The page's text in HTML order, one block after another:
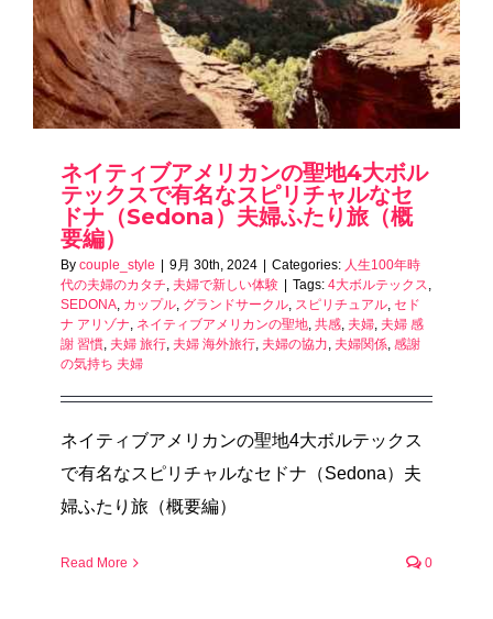
ネイティブアメリカンの聖地4大ボル
テックスで有名なスピリチャルなセ
ドナ（Sedona）夫婦ふたり旅（概
要編）
By couple_style | 9月 30th, 2024 | Categories: 人生100年時
代の夫婦のカタチ 夫婦で新しい体験 | Tags: 4大ボルテックス
SEDONA カップル グランドサークル スピリチュアル セド
ナ アリゾナ ネイティブアメリカンの聖地 共感 夫婦 夫婦 感
謝 習慣 夫婦 旅行 夫婦 海外旅行 夫婦の協力 夫婦関係 感謝
の気持ち 夫婦
ネイティブアメリカンの聖地4大ボルテックス
で有名なスピリチャルなセドナ（Sedona）夫
婦ふたり旅（概要編）
Read More 0